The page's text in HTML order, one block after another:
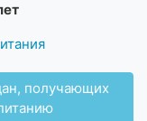
получающих